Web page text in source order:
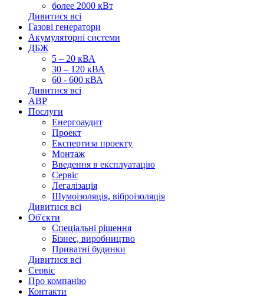
более 2000 кВт
Дивитися всі
Газові генератори
Акумуляторні системи
ДБЖ
5 – 20 кВА
30 – 120 кВА
60 - 600 кВА
Дивитися всі
АВР
Послуги
Енергоаудит
Проект
Експертиза проекту
Монтаж
Введення в експлуатацію
Сервіс
Легалізація
Шумоізоляція, віброізоляція
Дивитися всі
Об'єкти
Спеціальні рішення
Бізнес, виробництво
Приватні будинки
Дивитися всі
Сервіс
Про компанію
Контакти